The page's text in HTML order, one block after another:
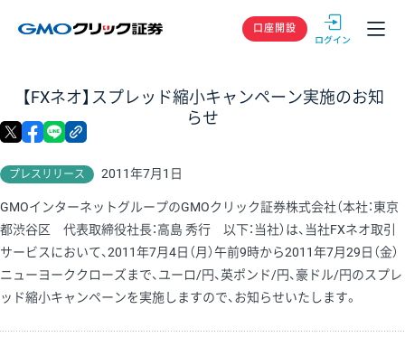
GMOクリック
口座開設
【FXネオ】スプレッド縮小キャンペーン実施のお知
らせ
プレスリリース 2011年7月1日
X facebook
GMOインターネットグループのGMOクリック証券株式会社（本社：東京
都渋谷区 代表取締役社長：高島 秀行 以下：当社）は、当社FXネオ取引
サービスにおいて、2011年7月4日（月）午前9時から2011年7月29日（金）
ニューヨーククローズまで、ユーロ/円、英ポンド/円、豪ドル/円のスプレ
ッド縮小キャンペーンを実施しますので、お知らせいたします。